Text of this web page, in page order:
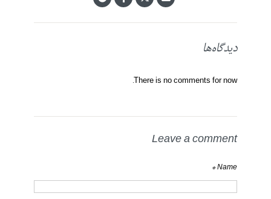
دیدگاه‌ها
There is no comments for now.
Leave a comment
Name *